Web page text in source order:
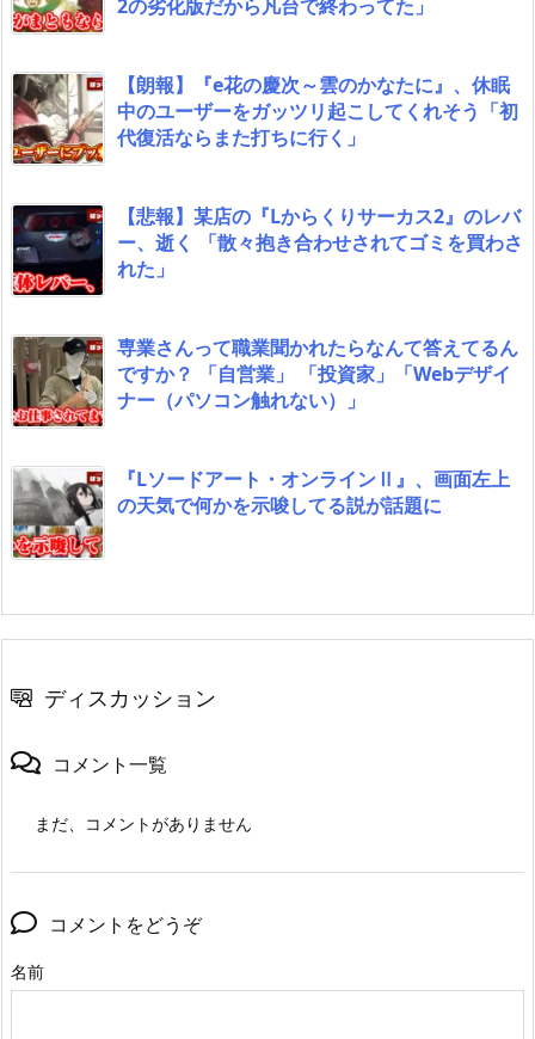
2の劣化版だから凡台で終わってた」
【朗報】『e花の慶次～雲のかなたに』、休眠
中のユーザーをガッツリ起こしてくれそう「初
代復活ならまた打ちに行く」
【悲報】某店の『Lからくりサーカス2』のレバ
ー、逝く 「散々抱き合わせされてゴミを買わさ
れた」
専業さんって職業聞かれたらなんて答えてるん
ですか？ 「自営業」 「投資家」「Webデザイ
ナー（パソコン触れない）」
『Lソードアート・オンラインⅡ』、画面左上
の天気で何かを示唆してる説が話題に
ディスカッション
コメント一覧
まだ、コメントがありません
コメントをどうぞ
名前